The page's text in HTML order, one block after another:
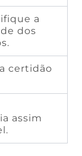
a
dos
certidão
assim